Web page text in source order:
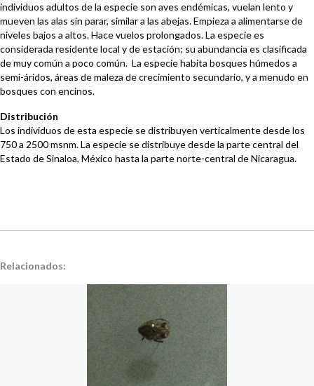
individuos adultos de la especie son aves endémicas, vuelan lento y
mueven las alas sin parar, similar a las abejas. Empieza a alimentarse de
niveles bajos a altos. Hace vuelos prolongados. La especie es
considerada residente local y de estación; su abundancia es clasificada
de muy común a poco común. La especie habita bosques húmedos a
semi-áridos, áreas de maleza de crecimiento secundario, y a menudo en
bosques con encinos.
Distribución
Los individuos de esta especie se distribuyen verticalmente desde los
750 a 2500 msnm. La especie se distribuye desde la parte central del
Estado de Sinaloa, México hasta la parte norte-central de Nicaragua.
Relacionados: